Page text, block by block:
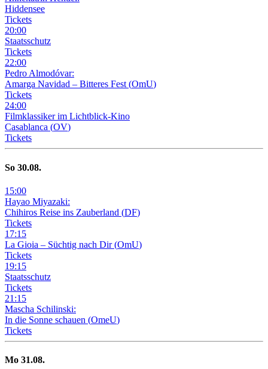
Hiddensee
Tickets
20:00
Staatsschutz
Tickets
22:00
Pedro Almodóvar:
Amarga Navidad – Bitteres Fest (OmU)
Tickets
24:00
Filmklassiker im Lichtblick-Kino
Casablanca (OV)
Tickets
So 30.08.
15:00
Hayao Miyazaki:
Chihiros Reise ins Zauberland (DF)
Tickets
17:15
La Gioia – Süchtig nach Dir (OmU)
Tickets
19:15
Staatsschutz
Tickets
21 :15
Mascha Schilinski:
In die Sonne schauen (OmeU)
Tickets
Mo 31.08.